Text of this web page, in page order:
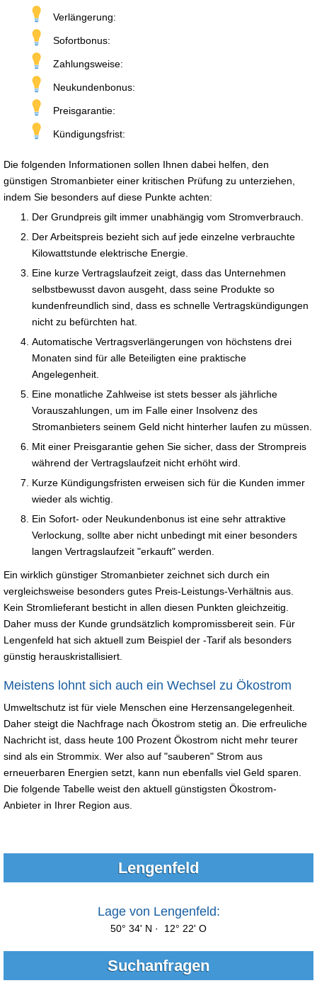
Verlängerung:
Sofortbonus:
Zahlungsweise:
Neukundenbonus:
Preisgarantie:
Kündigungsfrist:
Die folgenden Informationen sollen Ihnen dabei helfen, den
günstigen Stromanbieter einer kritischen Prüfung zu unterziehen,
indem Sie besonders auf diese Punkte achten:
Der Grundpreis gilt immer unabhängig vom Stromverbrauch.
Der Arbeitspreis bezieht sich auf jede einzelne verbrauchte
Kilowattstunde elektrische Energie.
Eine kurze Vertragslaufzeit zeigt, dass das Unternehmen
selbstbewusst davon ausgeht, dass seine Produkte so
kundenfreundlich sind, dass es schnelle Vertragskündigungen
nicht zu befürchten hat.
Automatische Vertragsverlängerungen von höchstens drei
Monaten sind für alle Beteiligten eine praktische
Angelegenheit.
Eine monatliche Zahlweise ist stets besser als jährliche
Vorauszahlungen, um im Falle einer Insolvenz des
Stromanbieters seinem Geld nicht hinterher laufen zu müssen.
Mit einer Preisgarantie gehen Sie sicher, dass der Strompreis
während der Vertragslaufzeit nicht erhöht wird.
Kurze Kündigungsfristen erweisen sich für die Kunden immer
wieder als wichtig.
Ein Sofort- oder Neukundenbonus ist eine sehr attraktive
Verlockung, sollte aber nicht unbedingt mit einer besonders
langen Vertragslaufzeit "erkauft" werden.
Ein wirklich günstiger Stromanbieter zeichnet sich durch ein
vergleichsweise besonders gutes Preis-Leistungs-Verhältnis aus.
Kein Stromlieferant besticht in allen diesen Punkten gleichzeitig.
Daher muss der Kunde grundsätzlich kompromissbereit sein. Für
Lengenfeld hat sich aktuell zum Beispiel der -Tarif als besonders
günstig herauskristallisiert.
Meistens lohnt sich auch ein Wechsel zu Ökostrom
Umweltschutz ist für viele Menschen eine Herzensangelegenheit.
Daher steigt die Nachfrage nach Ökostrom stetig an. Die erfreuliche
Nachricht ist, dass heute 100 Prozent Ökostrom nicht mehr teurer
sind als ein Strommix. Wer also auf "sauberen" Strom aus
erneuerbaren Energien setzt, kann nun ebenfalls viel Geld sparen.
Die folgende Tabelle weist den aktuell günstigsten Ökostrom-
Anbieter in Ihrer Region aus.
Lengenfeld
Lage von Lengenfeld:
50° 34' N · 12° 22' O
Suchanfragen